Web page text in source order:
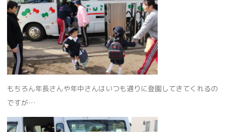
もちろん年長さんや年中さんはいつも通りに登園してきてくれるの
ですが…